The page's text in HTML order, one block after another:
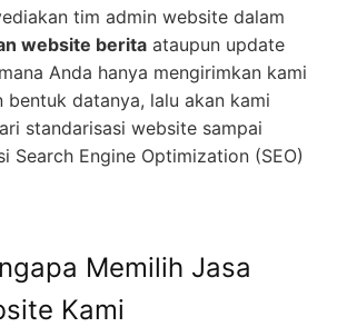
tim admin website dalam
website berita ataupun update
Anda hanya mengirimkan kami
bentuk datanya, lalu akan kami
standarisasi website sampai
Search Engine Optimization (SEO)
Memilih Jasa
Kami